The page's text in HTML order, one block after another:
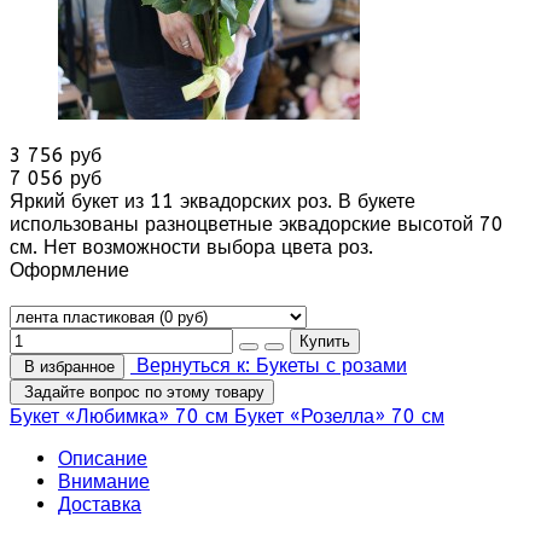
3 756 руб
7 056 руб
Яркий букет из 11 эквадорских роз. В букете
использованы разноцветные эквадорские высотой 70
см. Нет возможности выбора цвета роз.
Оформление
В избранное Вернуться к: Букеты с розами
Задайте вопрос по этому товару
Букет «Любимка» 70 см Букет «Розелла» 70 см
Описание
Внимание
Доставка